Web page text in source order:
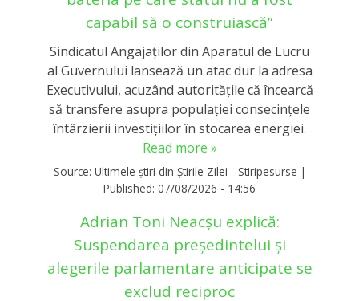
capabil să o construiască”
Sindicatul Angajaților din Aparatul de Lucru
al Guvernului lansează un atac dur la adresa
Executivului, acuzând autoritățile că încearcă
să transfere asupra populației consecințele
întârzierii investițiilor în stocarea energiei.
Read more »
Source: Ultimele știri din Știrile Zilei - Stiripesurse |
Published: 07/08/2026 - 14:56
Adrian Toni Neacșu explică:
Suspendarea președintelui și
alegerile parlamentare anticipate se
exclud reciproc